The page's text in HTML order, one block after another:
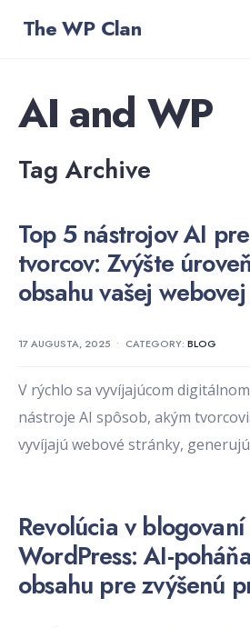
The WP Clan
AI and WP
Tag Archive
Top 5 nástrojov AI
tvorcov: Zvýšte
obsahu vašej
17 AUGUSTA, 2025 • CATEGORY: BLOG
V rýchlo sa vyvíjajúcom
nástroje AI spôsob, akým
vyvíjajú webové stránky,
Revolúcia v
WordPress: AI-
obsahu pre zvýšenú